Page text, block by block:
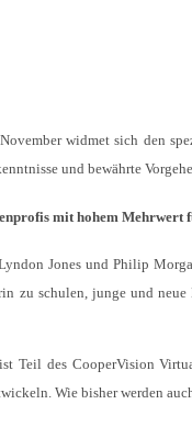
widmet sich den
und bewährte
mit hohem Mehrwert
Jones und Philip
zu schulen, junge und
des CooperVision
Wie bisher werden